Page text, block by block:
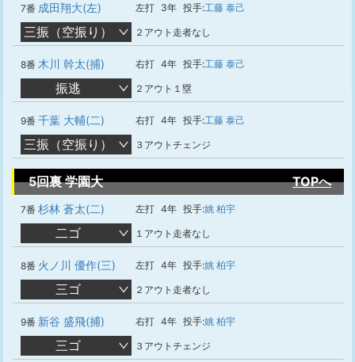
7番 成田翔大(左) 左打 3年 投手:工藤 泰己
三振（空振り） ２アウト走者なし
8番 木川 幹太(捕) 右打 4年 投手:工藤 泰己
振逃 ２アウト１塁
9番 千葉 大輔(二) 右打 4年 投手:工藤 泰己
三振（空振り） ３アウトチェンジ
5回裏 学園大 TOPへ
7番 杉林 蒼太(二) 左打 4年 投手:姚 柏宇
二ゴ １アウト走者なし
8番 火ノ川 優作(三) 左打 4年 投手:姚 柏宇
三ゴ ２アウト走者なし
9番 新谷 盛飛(捕) 右打 4年 投手:姚 柏宇
三ゴ ３アウトチェンジ